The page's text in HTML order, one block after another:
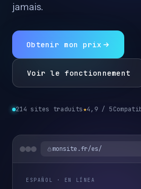
jamais.
Obtenir mon prix
Voir le fonctionnement
214 sites traduits★4,9 / 5
monsite.fr/es/
ESPAÑOL · EN LÍNEA